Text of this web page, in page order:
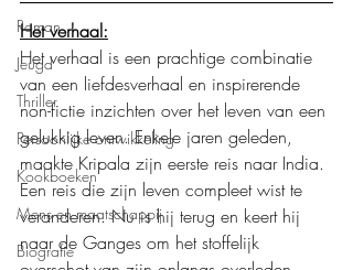
Roman
Jeugd
Thriller
Persoonlijke ontwikkeling
Kookboeken
Mens en maatschappij
Biografie
Het verhaal:
Het verhaal is een prachtige combinatie
van een liefdesverhaal en inspirerende
non-fictie inzichten over het leven van een
gelukkig leven. Enkele jaren geleden,
maakte Kripala zijn eerste reis naar India.
Een reis die zijn leven compleet wist te
veranderen. Nu is hij terug en keert hij
naar de Ganges om het stoffelijk